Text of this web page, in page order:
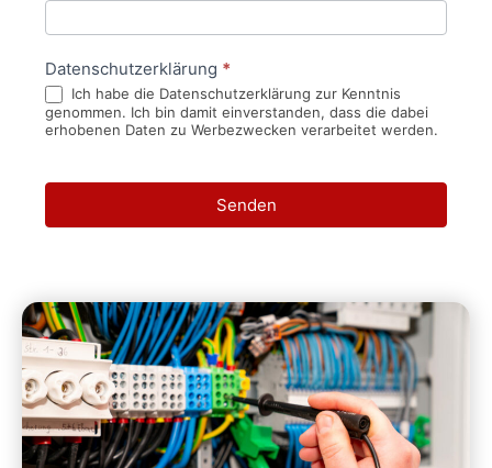
Datenschutzerklärung *
Ich habe die Datenschutzerklärung zur Kenntnis
genommen. Ich bin damit einverstanden, dass die dabei
erhobenen Daten zu Werbezwecken verarbeitet werden.
Senden